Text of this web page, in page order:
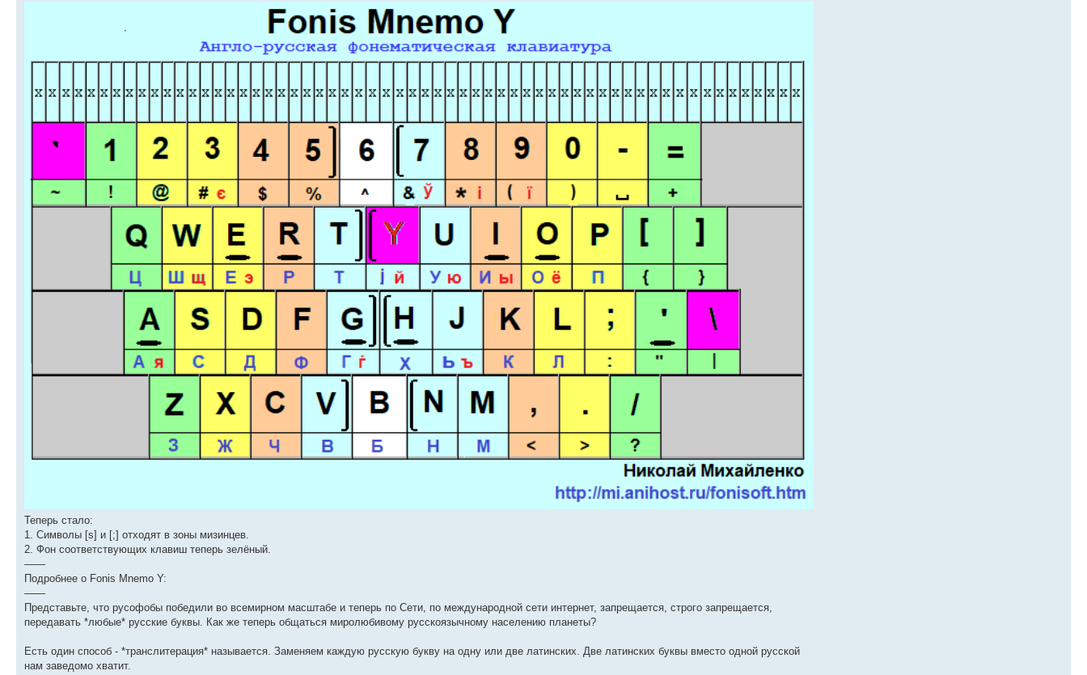
Теперь стало:
1. Символы [s] и [;] отходят в зоны мизинцев.
2. Фон соответствующих клавиш теперь зелёный.
——
Подробнее о Fonis Mnemo Y:
——
Представьте, что русофобы победили во всемирном масштабе и теперь по Сети, по международной сети интернет, запрещается, строго запрещается,
передавать *любые* русские буквы. Как же теперь общаться миролюбивому русскоязычному населению планеты?
Есть один способ - *транслитерация* называется. Заменяем каждую русскую букву на одну или две латинских. Две латинских буквы вместо одной русской
нам заведомо хватит.